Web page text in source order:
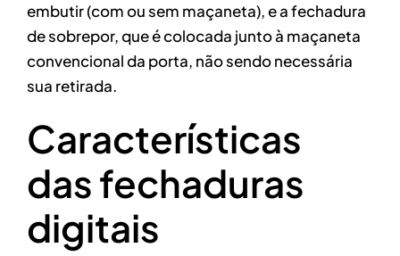
embutir (com ou sem maçaneta), e a fechadura
de sobrepor, que é colocada junto à maçaneta
convencional da porta, não sendo necessária
sua retirada.
Características
das fechaduras
digitais